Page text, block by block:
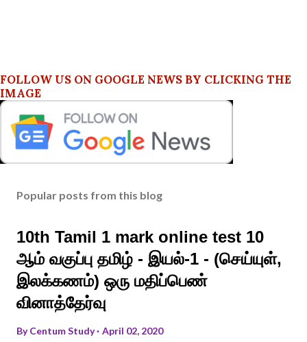
FOLLOW US ON GOOGLE NEWS BY CLICKING THE
IMAGE
Popular posts from this blog
10th Tamil 1 mark online test 10
ஆம் வகுப்பு தமிழ் - இயல்-1 - (செய்யுள்,
இலக்கணம்) ஒரு மதிப்பெண்
வினாத்தேர்வு
ByCentum Study April 02, 2020